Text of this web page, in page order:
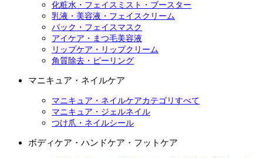
化粧水・フェイスミスト・ブースター
乳液・美容液・フェイスクリーム
パック・フェイスマスク
アイケア・まつ毛美容液
リップケア・リップクリーム
角質除去・ピーリング
マニキュア・ネイルケア
マニキュア・ネイルケアカテゴリすべて
マニキュア・ジェルネイル
つけ爪・ネイルシール
ボディケア・ハンドケア・フットケア